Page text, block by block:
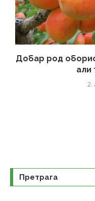
Добар род
али
2.
Претрага